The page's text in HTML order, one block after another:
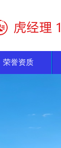
荣誉资质